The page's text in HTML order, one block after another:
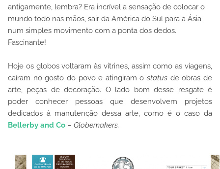
antigamente, lembra? Era incrível a sensação de colocar o
mundo todo nas mãos, sair da América do Sul para a Ásia
num simples movimento com a ponta dos dedos.
Fascinante!
Hoje os globos voltaram às vitrines, assim como as viagens,
caíram no gosto do povo e atingiram ostatus de obras de
arte, peças de decoração. O lado bom desse resgate é
poder conhecer pessoas que desenvolvem projetos
dedicados à manutenção dessa arte, como é o caso da
Bellerby and Co – Globemakers.